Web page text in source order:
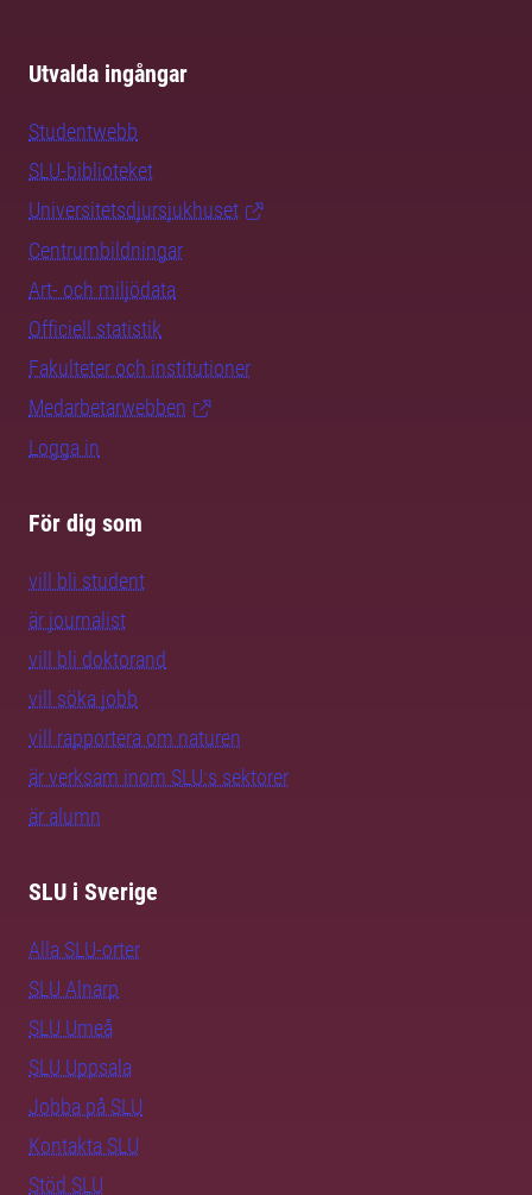
Utvalda ingångar
Studentwebb
SLU-biblioteket
Universitetsdjursjukhuset
Centrumbildningar
Art- och miljödata
Officiell statistik
Fakulteter och institutioner
Medarbetarwebben
Logga in
För dig som
vill bli student
är journalist
vill bli doktorand
vill söka jobb
vill rapportera om naturen
är verksam inom SLU:s sektorer
är alumn
SLU i Sverige
Alla SLU-orter
SLU Alnarp
SLU Umeå
SLU Uppsala
Jobba på SLU
Kontakta SLU
Stöd SLU